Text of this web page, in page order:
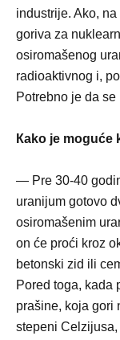
industrije. Ako,
goriva za
osiromašenog
radioaktivnog i,
Potrebno je da
Кako je moguće
— Pre 30-40
uranijum gotovo
osiromašenim
on će proći kroz
betonski zid ili
Pored toga, kada
prašine, koja gori
stepeni